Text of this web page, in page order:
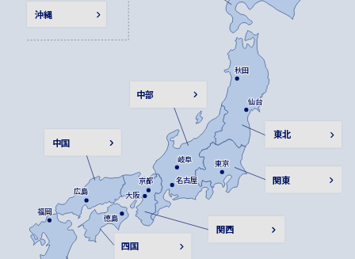
仙台
仙台
東京
東京
名古屋
名古屋
京都
京都
大阪
大阪
福岡
福岡
広島
広島
岐阜
岐阜
秋田
秋田
徳島
徳島
東北
関東
中部
関西
中国
四国
沖縄